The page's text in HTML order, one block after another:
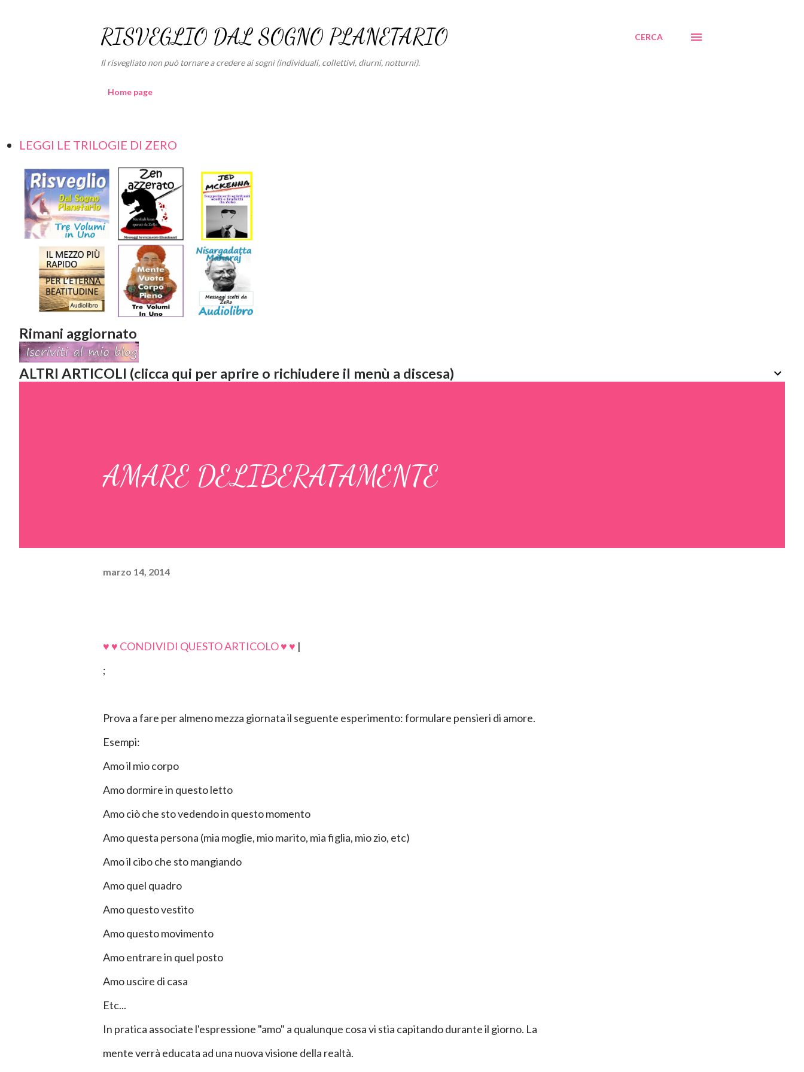
RISVEGLIO DAL SOGNO PLANETARIO
Il risvegliato non può tornare a credere ai sogni (individuali, collettivi, diurni, notturni).
CERCA
Home page
LEGGI LE TRILOGIE DI ZERO
Rimani aggiornato
ALTRI ARTICOLI (clicca qui per aprire o richiudere il menù a discesa)
AMARE DELIBERATAMENTE
marzo 14, 2014
♥ ♥ CONDIVIDI QUESTO ARTICOLO ♥ ♥ |
;
Prova a fare per almeno mezza giornata il seguente esperimento: formulare pensieri di amore.
Esempi:
Amo il mio corpo
Amo dormire in questo letto
Amo ciò che sto vedendo in questo momento
Amo questa persona (mia moglie, mio marito, mia figlia, mio zio, etc)
Amo il cibo che sto mangiando
Amo quel quadro
Amo questo vestito
Amo questo movimento
Amo entrare in quel posto
Amo uscire di casa
Etc...
In pratica associate l'espressione "amo" a qualunque cosa vi stia capitando durante il giorno. La
mente verrà educata ad una nuova visione della realtà.